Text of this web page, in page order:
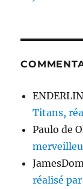
Titans,
Paulo de
réalisé